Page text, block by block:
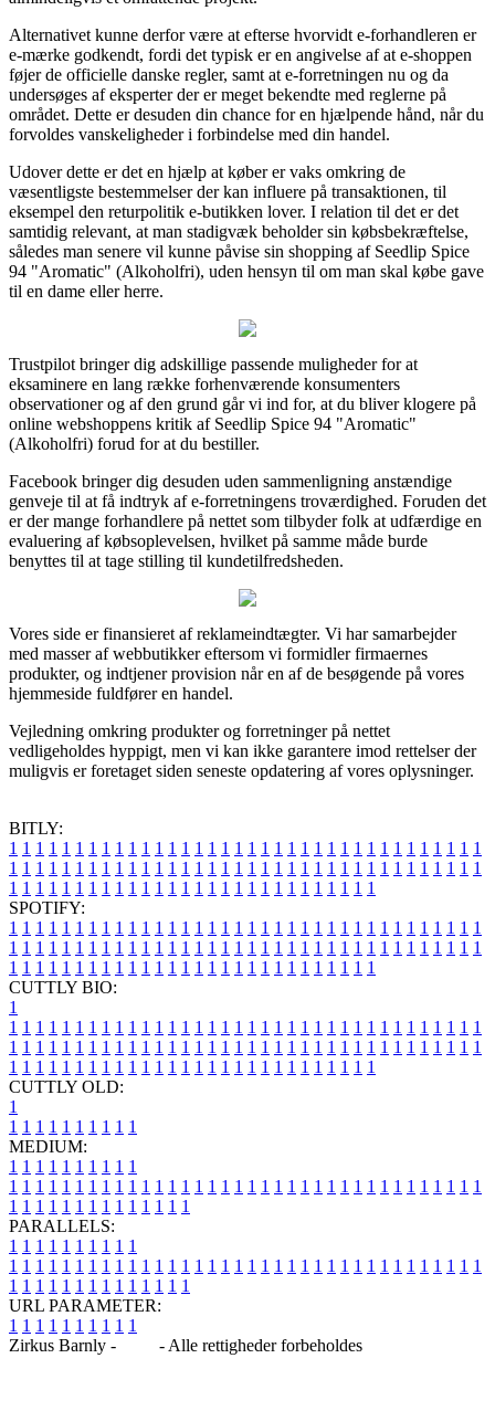
Alternativet kunne derfor være at efterse hvorvidt e-forhandleren er
e-mærke godkendt, fordi det typisk er en angivelse af at e-shoppen
føjer de officielle danske regler, samt at e-forretningen nu og da
undersøges af eksperter der er meget bekendte med reglerne på
området. Dette er desuden din chance for en hjælpende hånd, når du
forvoldes vanskeligheder i forbindelse med din handel.
Udover dette er det en hjælp at køber er vaks omkring de
væsentligste bestemmelser der kan influere på transaktionen, til
eksempel den returpolitik e-butikken lover. I relation til det er det
samtidig relevant, at man stadigvæk beholder sin købsbekræftelse,
således man senere vil kunne påvise sin shopping af Seedlip Spice
94 "Aromatic" (Alkoholfri), uden hensyn til om man skal købe gave
til en dame eller herre.
Trustpilot bringer dig adskillige passende muligheder for at
eksaminere en lang række forhenværende konsumenters
observationer og af den grund går vi ind for, at du bliver klogere på
online webshoppens kritik af Seedlip Spice 94 "Aromatic"
(Alkoholfri) forud for at du bestiller.
Facebook bringer dig desuden uden sammenligning anstændige
genveje til at få indtryk af e-forretningens troværdighed. Foruden det
er der mange forhandlere på nettet som tilbyder folk at udfærdige en
evaluering af købsoplevelsen, hvilket på samme måde burde
benyttes til at tage stilling til kundetilfredsheden.
Vores side er finansieret af reklameindtægter. Vi har samarbejder
med masser af webbutikker eftersom vi formidler firmaernes
produkter, og indtjener provision når en af de besøgende på vores
hjemmeside fuldfører en handel.
Vejledning omkring produkter og forretninger på nettet
vedligeholdes hyppigt, men vi kan ikke garantere imod rettelser der
muligvis er foretaget siden seneste opdatering af vores oplysninger.
BITLY:
1 1 1 1 1 1 1 1 1 1 1 1 1 1 1 1 1 1 1 1 1 1 1 1 1 1 1 1 1 1 1 1 1 1 1 1
1 1 1 1 1 1 1 1 1 1 1 1 1 1 1 1 1 1 1 1 1 1 1 1 1 1 1 1 1 1 1 1 1 1 1 1
1 1 1 1 1 1 1 1 1 1 1 1 1 1 1 1 1 1 1 1 1 1 1 1 1 1 1 1
SPOTIFY:
1 1 1 1 1 1 1 1 1 1 1 1 1 1 1 1 1 1 1 1 1 1 1 1 1 1 1 1 1 1 1 1 1 1 1 1
1 1 1 1 1 1 1 1 1 1 1 1 1 1 1 1 1 1 1 1 1 1 1 1 1 1 1 1 1 1 1 1 1 1 1 1
1 1 1 1 1 1 1 1 1 1 1 1 1 1 1 1 1 1 1 1 1 1 1 1 1 1 1 1
CUTTLY BIO:
1
1 1 1 1 1 1 1 1 1 1 1 1 1 1 1 1 1 1 1 1 1 1 1 1 1 1 1 1 1 1 1 1 1 1 1 1
1 1 1 1 1 1 1 1 1 1 1 1 1 1 1 1 1 1 1 1 1 1 1 1 1 1 1 1 1 1 1 1 1 1 1 1
1 1 1 1 1 1 1 1 1 1 1 1 1 1 1 1 1 1 1 1 1 1 1 1 1 1 1 1
CUTTLY OLD:
1
1 1 1 1 1 1 1 1 1 1
MEDIUM:
1 1 1 1 1 1 1 1 1 1
1 1 1 1 1 1 1 1 1 1 1 1 1 1 1 1 1 1 1 1 1 1 1 1 1 1 1 1 1 1 1 1 1 1 1 1
1 1 1 1 1 1 1 1 1 1 1 1 1 1
PARALLELS:
1 1 1 1 1 1 1 1 1 1
1 1 1 1 1 1 1 1 1 1 1 1 1 1 1 1 1 1 1 1 1 1 1 1 1 1 1 1 1 1 1 1 1 1 1 1
1 1 1 1 1 1 1 1 1 1 1 1 1 1
URL PARAMETER:
1 1 1 1 1 1 1 1 1 1
Zirkus Barnly -
- Alle rettigheder forbeholdes